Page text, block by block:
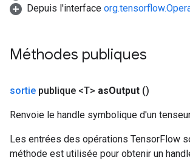
Depuis l'interface
Méthodes publiques
sortie publique <T> asOutput ()
Renvoie le handle symbolique d'un
Les entrées des opérations TensorFlow
méthode est utilisée pour obtenir un